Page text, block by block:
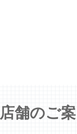
店舗のご